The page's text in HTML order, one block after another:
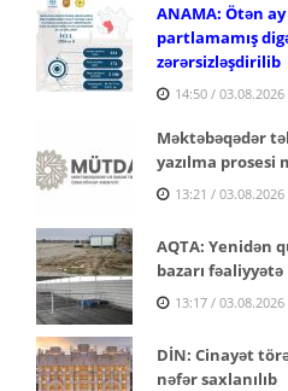
ANAMA: Ötən
partlamamış
zərərsizləşdirilib
14:50 / 03.08.2026
Məktəbəqədər
yazılma prosesi
13:21 / 03.08.2026
AQTA: Yenidən
bazarı fəaliyyətə
13:17 / 03.08.2026
DİN: Cinayət
nəfər saxlanılıb